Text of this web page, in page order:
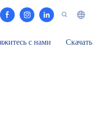
с нами Скачать